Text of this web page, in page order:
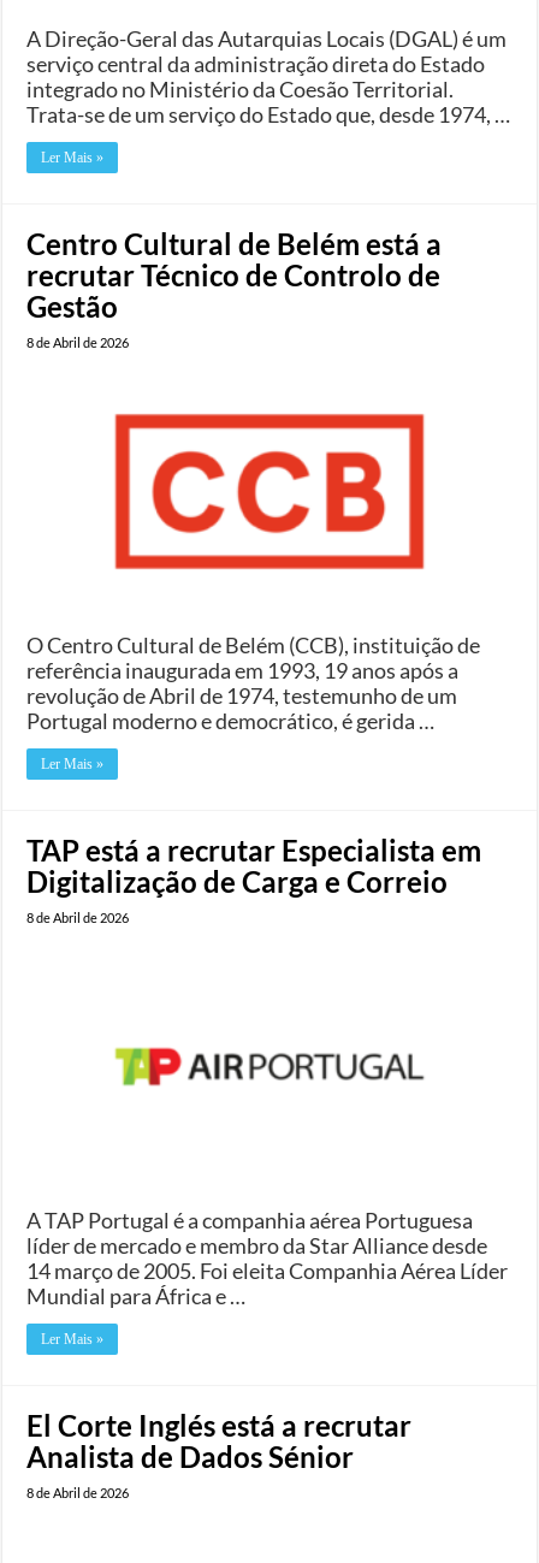
A Direção-Geral das Autarquias Locais (DGAL) é um
serviço central da administração direta do Estado
integrado no Ministério da Coesão Territorial.
Trata-se de um serviço do Estado que, desde 1974, …
Ler Mais »
Centro Cultural de Belém está a
recrutar Técnico de Controlo de
Gestão
8 de Abril de 2026
O Centro Cultural de Belém (CCB), instituição de
referência inaugurada em 1993, 19 anos após a
revolução de Abril de 1974, testemunho de um
Portugal moderno e democrático, é gerida …
Ler Mais »
TAP está a recrutar Especialista em
Digitalização de Carga e Correio
8 de Abril de 2026
A TAP Portugal é a companhia aérea Portuguesa
líder de mercado e membro da Star Alliance desde
14 março de 2005. Foi eleita Companhia Aérea Líder
Mundial para África e …
Ler Mais »
El Corte Inglés está a recrutar
Analista de Dados Sénior
8 de Abril de 2026